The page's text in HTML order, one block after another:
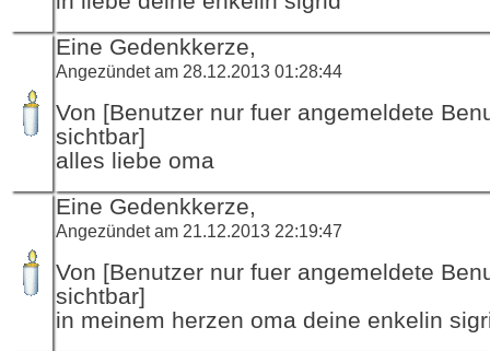
Eine Gedenkkerze,
Angezündet am 28.12.2013 01:28:44
Von [Benutzer nur fuer angemeldete
sichtbar]
alles liebe oma
Eine Gedenkkerze,
Angezündet am 21.12.2013 22:19:47
Von [Benutzer nur fuer angemeldete
sichtbar]
in meinem herzen oma deine enkelin